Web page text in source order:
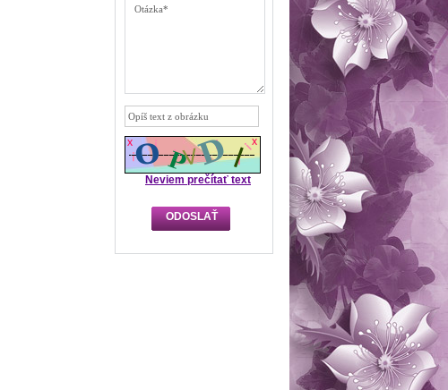
Neviem prečítať text